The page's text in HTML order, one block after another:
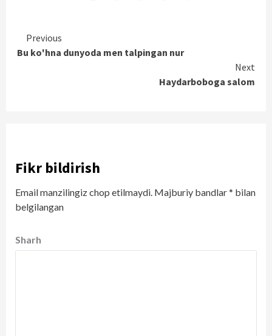
Continue
Reading
Previous
Bu ko'hna dunyoda men talpingan nur
Next
Haydarboboga salom
Fikr bildirish
Email manzilingiz chop etilmaydi. Majburiy bandlar* bilan
belgilangan
Sharh